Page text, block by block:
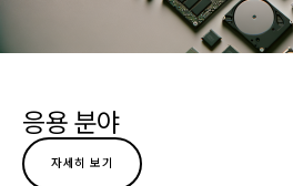
응용 분야
자세히 보기